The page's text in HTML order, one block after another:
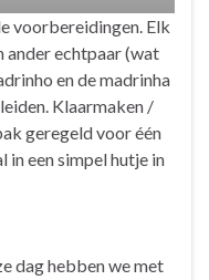
voorbereidingen. Elk
ander echtpaar (wat
en de madrinha
Klaarmaken /
geregeld voor één
in een simpel hutje in
dag hebben we met